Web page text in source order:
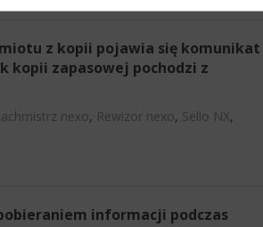
z kopii pojawia się komunikat
kopii zapasowej pochodzi z
nexo, Rewizor nexo, Sello NX,
informacji podczas